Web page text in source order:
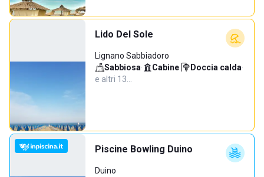
Lido Del Sole
Lignano Sabbiadoro
Sabbiosa· Cabine· Doccia calda·
e altri 13…
Piscine Bowling Duino
Duino